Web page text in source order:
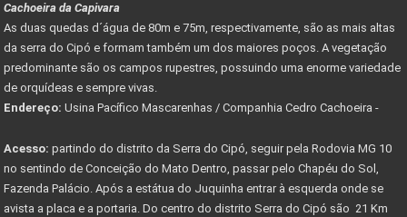
Cachoeira da Capivara
As duas quedas d´água de 80m e 75m, respectivamente, são as mais altas
da serra do Cipó e formam também um dos maiores poços. A vegetação
predominante são os campos rupestres, possuindo uma enorme variedade
de orquídeas e sempre vivas.
Endereço: Usina Pacífico Mascarenhas / Companhia Cedro Cachoeira -
Acesso: partindo do distrito da Serra do Cipó, seguir pela Rodovia MG 10
no sentindo de Conceição do Mato Dentro, passar pelo Chapéu do Sol,
Fazenda Palácio. Após a estátua do Juquinha entrar à esquerda onde se
avista a placa e a portaria. Do centro do distrito Serra do Cipó são 21 Km